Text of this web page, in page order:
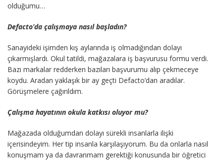
olduğumu…
Defacto’da çalışmaya nasıl başladın?
Sanayideki işimden kış aylarında iş olmadığından dolayı
çıkarmışlardı. Okul tatildi, mağazalara iş başvurusu formu verdi.
Bazı markalar redderken bazıları başvurumu alıp çekmeceye
koydu. Aradan yaklaşık bir ay geçti Defacto’dan aradılar.
Görüşmelere çağırıldım.
Çalışma hayatının okula katkısı oluyor mu?
Mağazada olduğumdan dolayı sürekli insanlarla ilişki
içerisindeyim. Her tip insanla karşılaşıyorum. Bu da onlarla nasıl
konuşmam ya da davranmam gerektiği konusunda bir öğretici